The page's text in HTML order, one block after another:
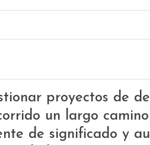
proyectos de
un largo
de significado y